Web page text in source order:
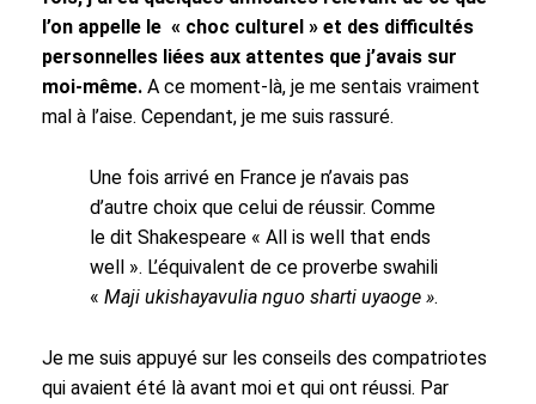
l’on appelle le « choc culturel » et des difficultés
personnelles liées aux attentes que j’avais sur
moi-même. A ce moment-là, je me sentais vraiment
mal à l’aise. Cependant, je me suis rassuré.
Une fois arrivé en France je n’avais pas
d’autre choix que celui de réussir. Comme
le dit Shakespeare « All is well that ends
well ». L’équivalent de ce proverbe swahili
« Maji ukishayavulia nguo sharti uyaoge ».
Je me suis appuyé sur les conseils des compatriotes
qui avaient été là avant moi et qui ont réussi. Par